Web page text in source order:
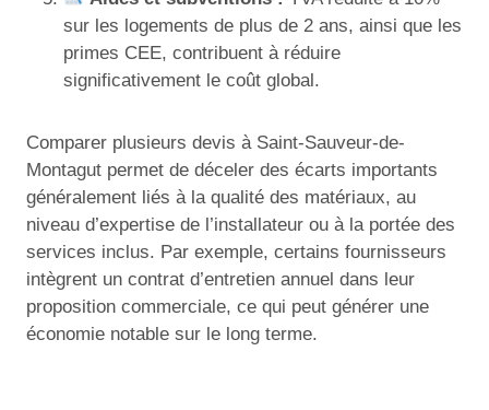
sur les logements de plus de 2 ans, ainsi que les
primes CEE, contribuent à réduire
significativement le coût global.
Comparer plusieurs devis à Saint-Sauveur-de-
Montagut permet de déceler des écarts importants
généralement liés à la qualité des matériaux, au
niveau d’expertise de l’installateur ou à la portée des
services inclus. Par exemple, certains fournisseurs
intègrent un contrat d’entretien annuel dans leur
proposition commerciale, ce qui peut générer une
économie notable sur le long terme.